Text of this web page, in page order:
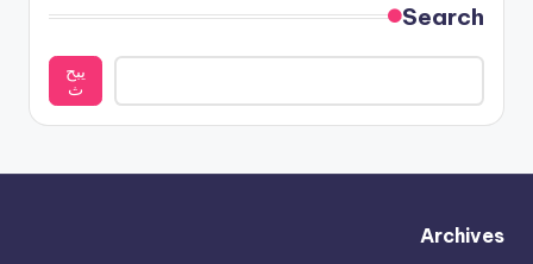
Search
يبح
ث
Archives